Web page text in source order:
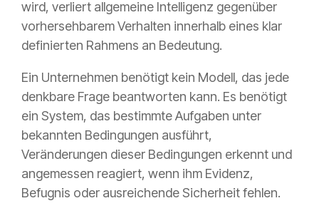
wird, verliert allgemeine Intelligenz gegenüber
vorhersehbarem Verhalten innerhalb eines klar
definierten Rahmens an Bedeutung.
Ein Unternehmen benötigt kein Modell, das jede
denkbare Frage beantworten kann. Es benötigt
ein System, das bestimmte Aufgaben unter
bekannten Bedingungen ausführt,
Veränderungen dieser Bedingungen erkennt und
angemessen reagiert, wenn ihm Evidenz,
Befugnis oder ausreichende Sicherheit fehlen.